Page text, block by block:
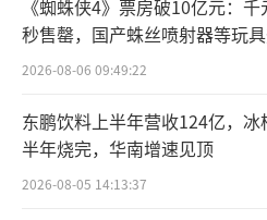
的保留营养活性？飞鹤
出了一条全新路径——颠
品中提取蛋白原料的方
场的优质鲜奶中提取活性
早在2011年，飞鹤
《蜘蛛侠4》票房破10亿元：
秒售罄，国产蛛丝喷射器等玩
外
2026-08-06 09:49:22
东鹏饮料上半年营收124亿，冰
半年烧完，华南增速见顶
2026-08-05 14:13:37